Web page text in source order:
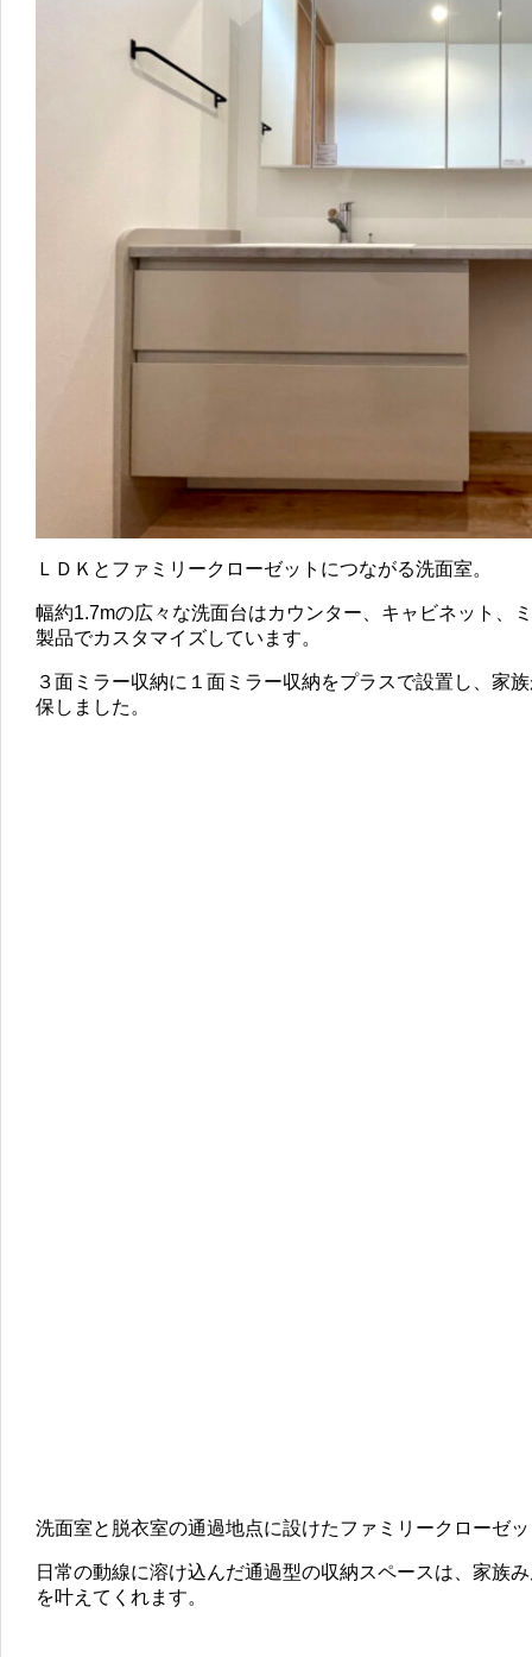
ＬＤＫとファミリークローゼットにつながる洗面室。
幅約1.7mの広々な洗面台はカウンター、キャビネット、
製品でカスタマイズしています。
３面ミラー収納に１面ミラー収納をプラスで設置し、家
保しました。
洗面室と脱衣室の通過地点に設けたファミリークローゼ
日常の動線に溶け込んだ通過型の収納スペースは、家族
を叶えてくれます。